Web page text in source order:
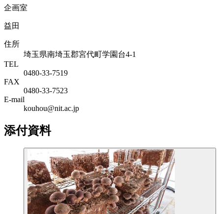
企画室
益田
住所
埼玉県南埼玉郡宮代町学園台4-1
TEL
0480-33-7519
FAX
0480-33-7523
E-mail
kouhou@nit.ac.jp
添付資料